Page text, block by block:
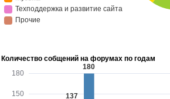
Количество собщений на форумах по годам